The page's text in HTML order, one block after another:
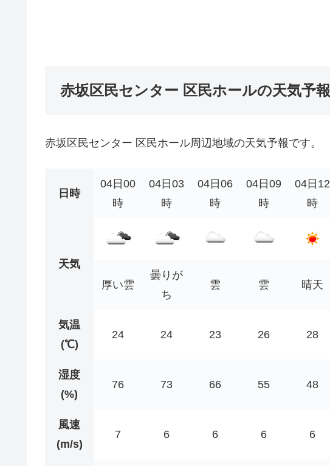
赤坂区民センター 区民ホールの天気予報
赤坂区民センター 区民ホール周辺地域の天気予報です。
日時
04日00
時
04日03
時
04日06
時
04日09
時
04日12
時
天気
厚い雲
曇りが
ち
雲 雲 晴天
気温
(℃)
24 24 23 26 28
湿度
(%)
76 73 66 55 48
風速
(m/s)
7 6 6 6 6